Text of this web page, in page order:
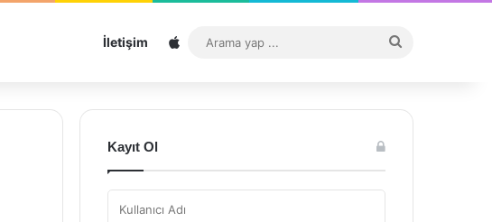
İletişim Sitemap
...
Kayıt Ol